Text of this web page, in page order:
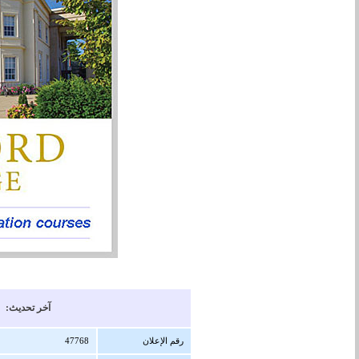
آخر تحديث: 23/12/1447 هجرية ( 09/06/
رقم الإعلان 47768